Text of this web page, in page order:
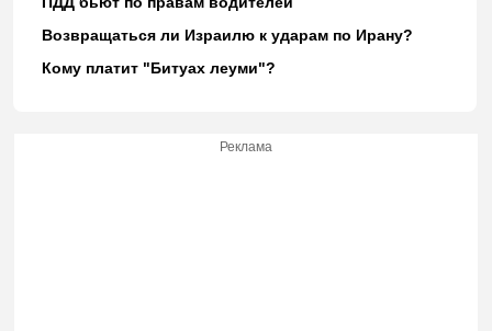
Возвращаться ли Израилю к ударам по Ирану?
Кому платит "Битуах леуми"?
Реклама